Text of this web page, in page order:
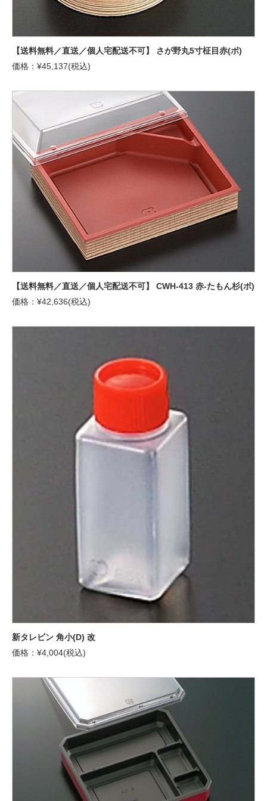
【送料無料／直送／個人宅配送不可】 さが野丸5寸柾目赤(ボ)
価格：¥45,137(税込)
【送料無料／直送／個人宅配送不可】 CWH-413 赤-たもん杉(ボ)
価格：¥42,636(税込)
新タレビン 角小(D) 改
価格：¥4,004(税込)